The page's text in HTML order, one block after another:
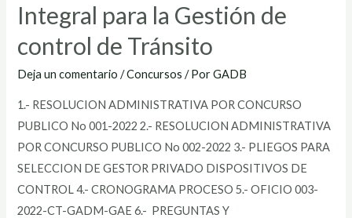
Integral para la Gestión de
control de Tránsito
Deja un comentario /Concursos / PorGADB
1.- RESOLUCION ADMINISTRATIVA POR CONCURSO
PUBLICO No 001-2022 2.- RESOLUCION ADMINISTRATIVA
POR CONCURSO PUBLICO No 002-2022 3.- PLIEGOS PARA
SELECCION DE GESTOR PRIVADO DISPOSITIVOS DE
CONTROL 4.- CRONOGRAMA PROCESO 5.- OFICIO 003-
2022-CT-GADM-GAE 6.- PREGUNTAS Y